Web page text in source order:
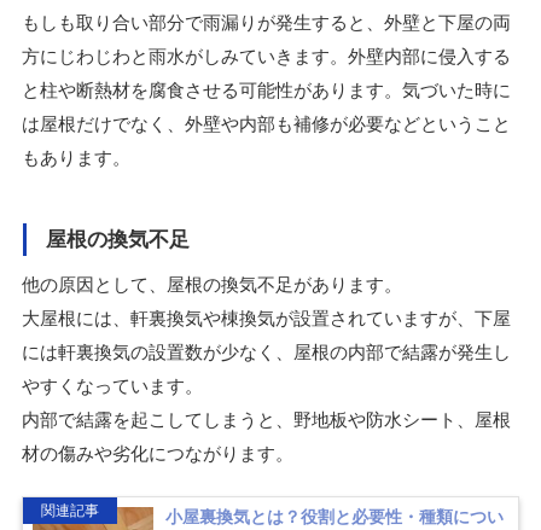
もしも取り合い部分で雨漏りが発生すると、外壁と下屋の両
方にじわじわと雨水がしみていきます。外壁内部に侵入する
と柱や断熱材を腐食させる可能性があります。気づいた時に
は屋根だけでなく、外壁や内部も補修が必要などということ
もあります。
屋根の換気不足
他の原因として、屋根の換気不足があります。
大屋根には、軒裏換気や棟換気が設置されていますが、下屋
には軒裏換気の設置数が少なく、屋根の内部で結露が発生し
やすくなっています。
内部で結露を起こしてしまうと、野地板や防水シート、屋根
材の傷みや劣化につながります。
関連記事
小屋裏換気とは？役割と必要性・種類につい